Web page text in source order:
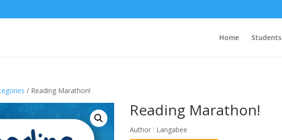
Home Students
/ Reading Marathon!
Reading Marathon!
Author : Langabee